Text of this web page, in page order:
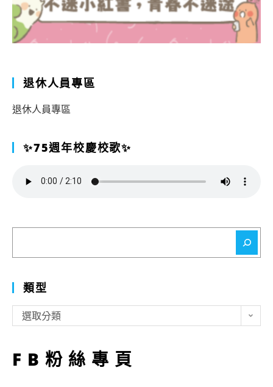
退休人員專區
退休人員專區
✨75週年校慶校歌✨
類型
型
選取分類
FB粉絲專頁